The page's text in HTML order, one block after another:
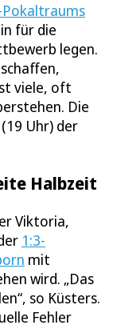
Pokaltraums
für die
legen.
viele, oft
Die
Uhr) der
Halbzeit
Viktoria,
1:3-
mit
wird. „Das
so Küsters.
Fehler